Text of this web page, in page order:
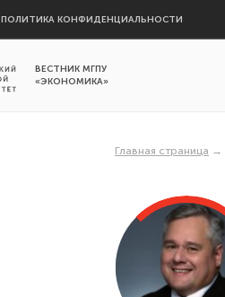
ПОЛИТИКА КОНФИДЕНЦИАЛЬНОСТИ
ВЕСТНИК МГПУ
«ЭКОНОМИКА»
Главная страница →